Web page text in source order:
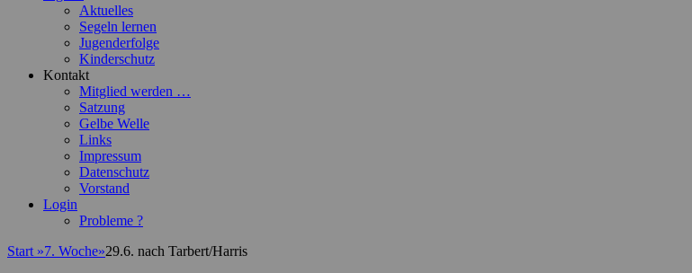
Aktuelles
Segeln lernen
Jugenderfolge
Kinderschutz
Kontakt
Mitglied werden …
Satzung
Gelbe Welle
Links
Impressum
Datenschutz
Vorstand
Login
Probleme ?
Start »7. Woche»29.6. nach Tarbert/Harris